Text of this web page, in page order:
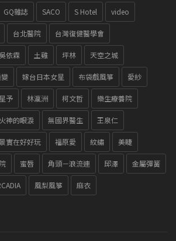
GQ雜誌 SACO S Hotel video
台北醫院 台灣復健醫學會
依霖 土雞 坪林 天空之城
嫁台日本女星 布袋戲風箏 愛紗
星予 林瀛洲 柯文哲 樂生療養院
火神的眼淚 無國界醫生 王泉仁
實在好好玩 福原愛 紋繡 美睫
蜜唇 角頭－浪流連 邱澤 金屬彈簧
風梨風箏 麻衣